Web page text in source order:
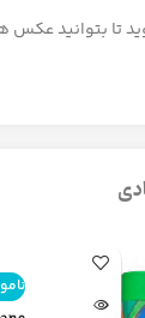
تا بتوانید عکس